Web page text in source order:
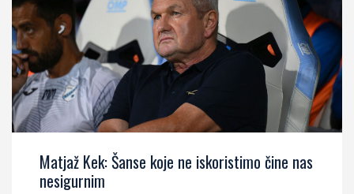
Matjaž Kek: Šanse koje ne iskoristimo čine nas
nesigurnim